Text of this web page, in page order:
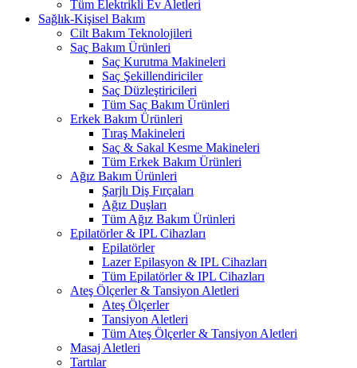
Tüm Elektrikli Ev Aletleri
Sağlık-Kişisel Bakım
Cilt Bakım Teknolojileri
Saç Bakım Ürünleri
Saç Kurutma Makineleri
Saç Şekillendiriciler
Saç Düzleştiricileri
Tüm Saç Bakım Ürünleri
Erkek Bakım Ürünleri
Tıraş Makineleri
Saç & Sakal Kesme Makineleri
Tüm Erkek Bakım Ürünleri
Ağız Bakım Ürünleri
Şarjlı Diş Fırçaları
Ağız Duşları
Tüm Ağız Bakım Ürünleri
Epilatörler & IPL Cihazları
Epilatörler
Lazer Epilasyon & IPL Cihazları
Tüm Epilatörler & IPL Cihazları
Ateş Ölçerler & Tansiyon Aletleri
Ateş Ölçerler
Tansiyon Aletleri
Tüm Ateş Ölçerler & Tansiyon Aletleri
Masaj Aletleri
Tartılar